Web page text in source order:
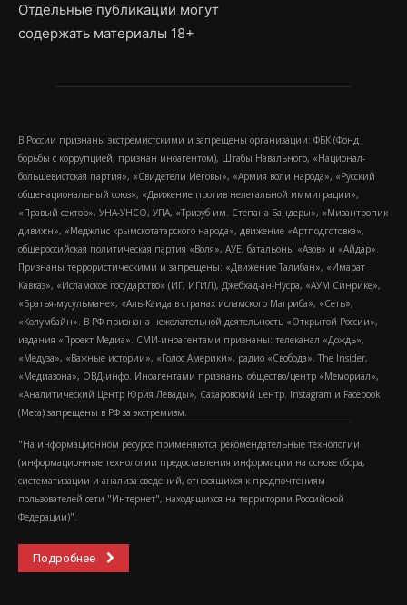
Отдельные публикации могут
содержать материалы 18+
В России признаны экстремистскими и запрещены организации: ФБК (Фонд
борьбы с коррупцией, признан иноагентом), Штабы Навального, «Национал-
большевистская партия», «Свидетели Иеговы», «Армия воли народа», «Русский
общенациональный союз», «Движение против нелегальной иммиграции»,
«Правый сектор», УНА-УНСО, УПА, «Тризуб им. Степана Бандеры», «Мизантропик
дивижн», «Меджлис крымскотатарского народа», движение «Артподготовка»,
общероссийская политическая партия «Воля», АУЕ, батальоны «Азов» и «Айдар».
Признаны террористическими и запрещены: «Движение Талибан», «Имарат
Кавказ», «Исламское государство» (ИГ, ИГИЛ), Джебхад-ан-Нусра, «АУМ Синрике»,
«Братья-мусульмане», «Аль-Каида в странах исламского Магриба», «Сеть»,
«Колумбайн». В РФ признана нежелательной деятельность «Открытой России»,
издания «Проект Медиа». СМИ-иноагентами признаны: телеканал «Дождь»,
«Медуза», «Важные истории», «Голос Америки», радио «Свобода», The Insider,
«Медиазона», ОВД-инфо. Иноагентами признаны общество/центр «Мемориал»,
«Аналитический Центр Юрия Левады», Сахаровский центр. Instagram и Facebook
(Metа) запрещены в РФ за экстремизм.
"На информационном ресурсе применяются рекомендательные технологии
(информационные технологии предоставления информации на основе сбора,
систематизации и анализа сведений, относящихся к предпочтениям
пользователей сети "Интернет", находящихся на территории Российской
Федерации)".
Подробнее